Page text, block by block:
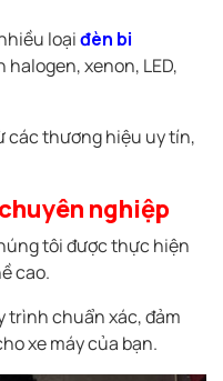
loạiđèn bi
halogen, xenon, LED,
các thương hiệu uy tín,
nghiệp
tôi được thực hiện
cao.
trình chuẩn xác, đảm
xe máy của bạn.